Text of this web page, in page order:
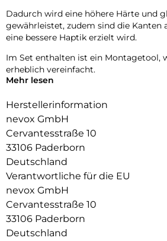
Dadurch wird eine höhere Härte und
gewährleistet, zudem sind die Kanten
eine bessere Haptik erzielt wird.
Im Set enthalten ist ein Montagetool,
erheblich vereinfacht.
Eckenradius – 2.5D
Material Art Crystal Klar
Mehr lesen
Herstellerinformation
nevox GmbH
Cervantesstraße 10
33106 Paderborn
Deutschland
Verantwortliche für die EU
nevox GmbH
Cervantesstraße 10
33106 Paderborn
Deutschland